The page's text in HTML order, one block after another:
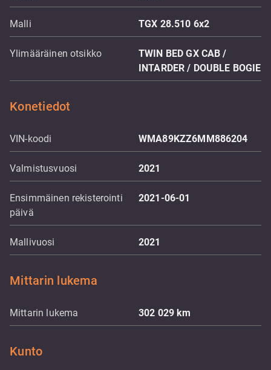
Malli TGX 28.510 6x2
Ylimääräinen otsikko
TWIN BED GX CAB /
INTARDER / DOUBLE BOGIE
Konetiedot
VIN-koodi WMA89KZZ6MM886204
Valmistusvuosi 2021
Ensimmäinen rekisterointi
päivä
2021-06-01
Mallivuosi 2021
Mittarin lukema
Mittarin lukema 302 029km
Kunto